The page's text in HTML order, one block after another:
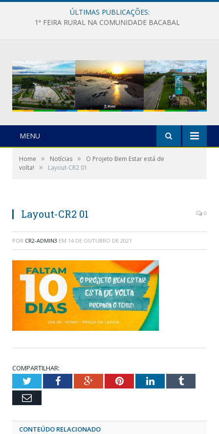
ÚLTIMAS PUBLICAÇÕES:
1ª FEIRA RURAL NA COMUNIDADE BACABAL
MENU
Home » Notícias »
O Projeto Bem Estar está de
volta!
» Layout-CR2 01
Layout-CR2 01 0
POR CR2-ADMIN3 EM 14 DE OUTUBRO DE 2021
COMPARTILHAR:
TwitterFacebookGoogle+PinterestLinkedInTumblr
Email
CONTEÚDO RELACIONADO